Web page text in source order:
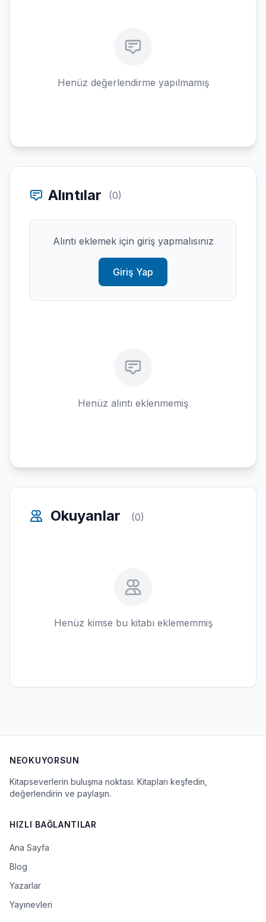
Henüz değerlendirme yapılmamış
Alıntılar (0)
Alıntı eklemek için giriş yapmalısınız
Giriş Yap
Henüz alıntı eklenmemiş
Okuyanlar (0)
Henüz kimse bu kitabı eklememmiş
NEOKUYORSUN
Kitapseverlerin buluşma noktası. Kitapları keşfedin,
değerlendirin ve paylaşın.
HIZLI BAĞLANTILAR
Ana Sayfa
Blog
Yazarlar
Yayınevleri